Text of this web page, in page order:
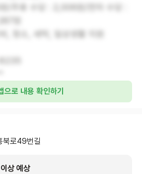
으로 내용 확인하기
북로49번길
상 예상